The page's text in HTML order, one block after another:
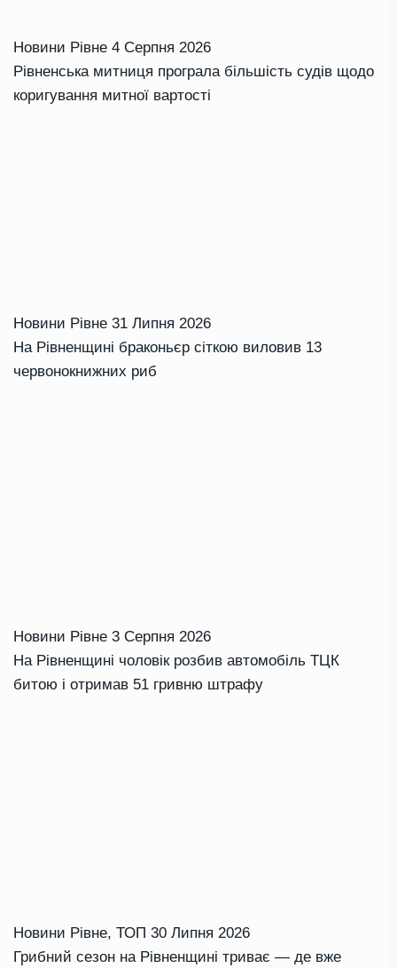
Новини Рівне 4 Серпня 2026
Рівненська митниця програла більшість судів щодо
коригування митної вартості
Новини Рівне 31 Липня 2026
На Рівненщині браконьєр сіткою виловив 13
червонокнижних риб
Новини Рівне 3 Серпня 2026
На Рівненщині чоловік розбив автомобіль ТЦК
битою і отримав 51 гривню штрафу
Новини Рівне, ТОП 30 Липня 2026
Грибний сезон на Рівненщині триває — де вже